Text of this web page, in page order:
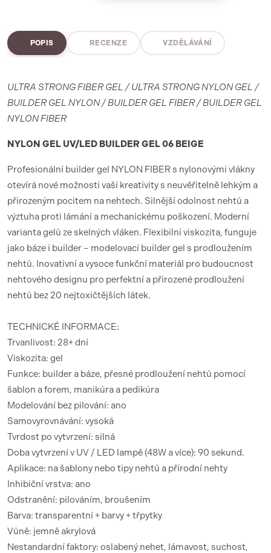
POPIS RECENZE VZDĚLÁVÁNÍ
ULTRA STRONG FIBER GEL / ULTRA STRONG NYLON GEL /
BUILDER GEL NYLON / BUILDER GEL FIBER / BUILDER GEL
NYLON FIBER
NYLON GEL UV/LED BUILDER GEL 06 BEIGE
Profesionální builder gel NYLON FIBER s nylonovými vlákny
otevírá nové možnosti vaší kreativity s neuvěřitelně lehkým a
přirozeným pocitem na nehtech. Silnější odolnost nehtů a
výztuha proti lámání a mechanickému poškození. Moderní
varianta gelů ze skelných vláken. Flexibilní viskozita, funguje
jako báze i builder – modelovací builder gel s prodloužením
nehtů. Inovativní a vysoce funkční materiál pro budoucnost
nehtového designu pro perfektní a přirozené prodloužení
nehtů bez 20 nejtoxičtějších látek.
TECHNICKÉ INFORMACE:
Trvanlivost: 28+ dní
Viskozita: gel
Funkce: builder a báze, přesné prodloužení nehtů pomocí
šablon a forem, manikúra a pedikúra
Modelování bez pilování: ano
Samovyrovnávání: vysoká
Tvrdost po vytvrzení: silná
Doba vytvrzení v UV / LED lampě (48W a více): 90 sekund.
Aplikace: na šablony nebo tipy nehtů a přírodní nehty
Inhibiční vrstva: ano
Odstranění: pilováním, broušením
Barva: transparentní + barvy + třpytky
Vůně: jemně akrylová
Nestandardní faktory: oslabený nehet, lámavost, suchost,